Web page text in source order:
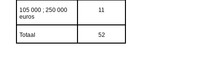
105 000 ; 250 000
euros
11
Totaal 52